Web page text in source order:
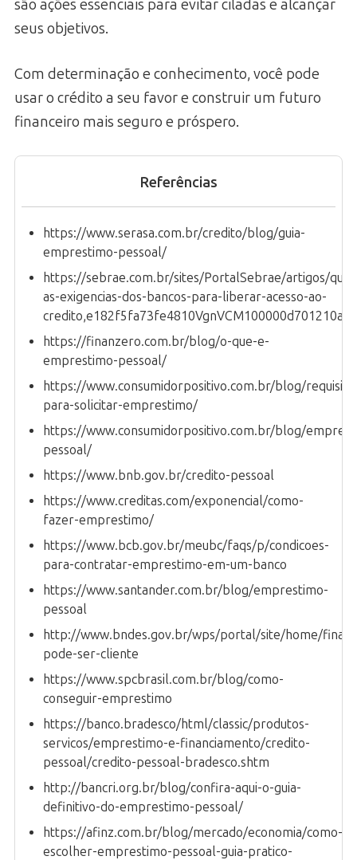
são ações essenciais para evitar ciladas e alcançar
seus objetivos.
Com determinação e conhecimento, você pode
usar o crédito a seu favor e construir um futuro
financeiro mais seguro e próspero.
Referências
https://www.serasa.com.br/credito/blog/guia-
emprestimo-pessoal/
https://sebrae.com.br/sites/PortalSebrae/artigos/
as-exigencias-dos-bancos-para-liberar-acesso-ao-
https://finanzero.com.br/blog/o-que-e-
emprestimo-pessoal/
https://www.consumidorpositivo.com.br/blog/
para-solicitar-emprestimo/
https://www.consumidorpositivo.com.br/blog/
pessoal/
https://www.bnb.gov.br/credito-pessoal
https://www.creditas.com/exponencial/como-
fazer-emprestimo/
https://www.bcb.gov.br/meubc/faqs/p/condicoes-
para-contratar-emprestimo-em-um-banco
https://www.santander.com.br/blog/emprestimo-
pessoal
http://www.bndes.gov.br/wps/portal/site/home/
pode-ser-cliente
https://www.spcbrasil.com.br/blog/como-
conseguir-emprestimo
https://banco.bradesco/html/classic/produtos-
servicos/emprestimo-e-financiamento/credito-
pessoal/credito-pessoal-bradesco.shtm
http://bancri.org.br/blog/confira-aqui-o-guia-
definitivo-do-emprestimo-pessoal/
https://afinz.com.br/blog/mercado/economia/como-
escolher-emprestimo-pessoal-guia-pratico-